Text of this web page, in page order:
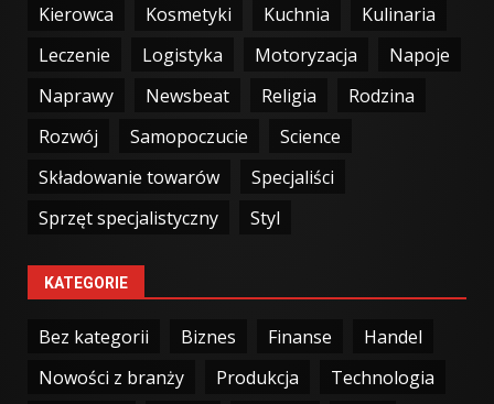
Kierowca
Kosmetyki Kuchnia
Kulinaria
Leczenie
Logistyka Motoryzacja
Napoje
Naprawy
Newsbeat Religia
Rodzina
Rozwój
Samopoczucie
Science
Składowanie towarów
Specjaliści
Sprzęt specjalistyczny
Styl
KATEGORIE
Bez kategorii Biznes Finanse
Handel
Nowości z branży
Produkcja Technologia